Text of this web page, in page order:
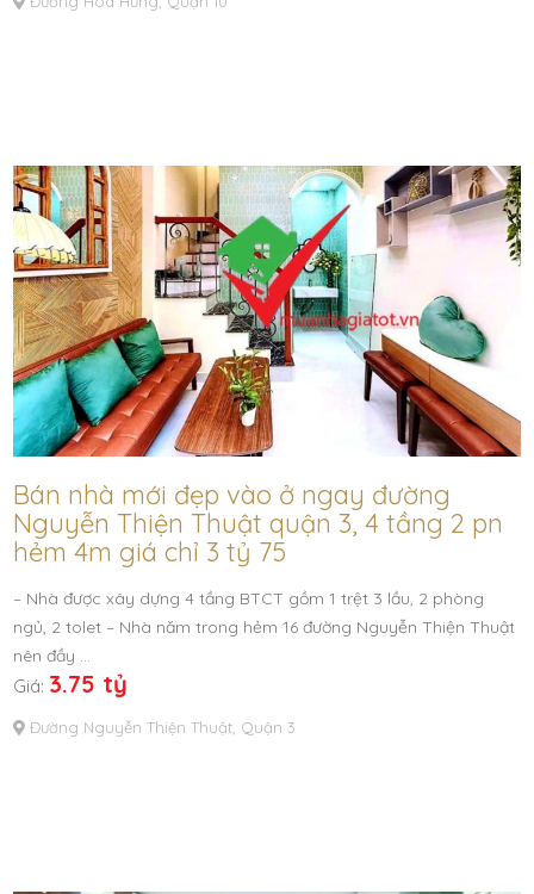
Bán nhà mới đẹp vào ở ngay đường
Nguyễn Thiện Thuật quận 3, 4 tầng 2 pn
hẻm 4m giá chỉ 3 tỷ 75
– Nhà được xây dựng 4 tầng BTCT gồm 1 trệt 3 lầu, 2 phòng
ngủ, 2 tolet – Nhà năm trong hẻm 16 đường Nguyễn Thiện Thuật
nên đầy …
Giá: 3.75 tỷ
Đường Nguyễn Thiện Thuật, Quận 3